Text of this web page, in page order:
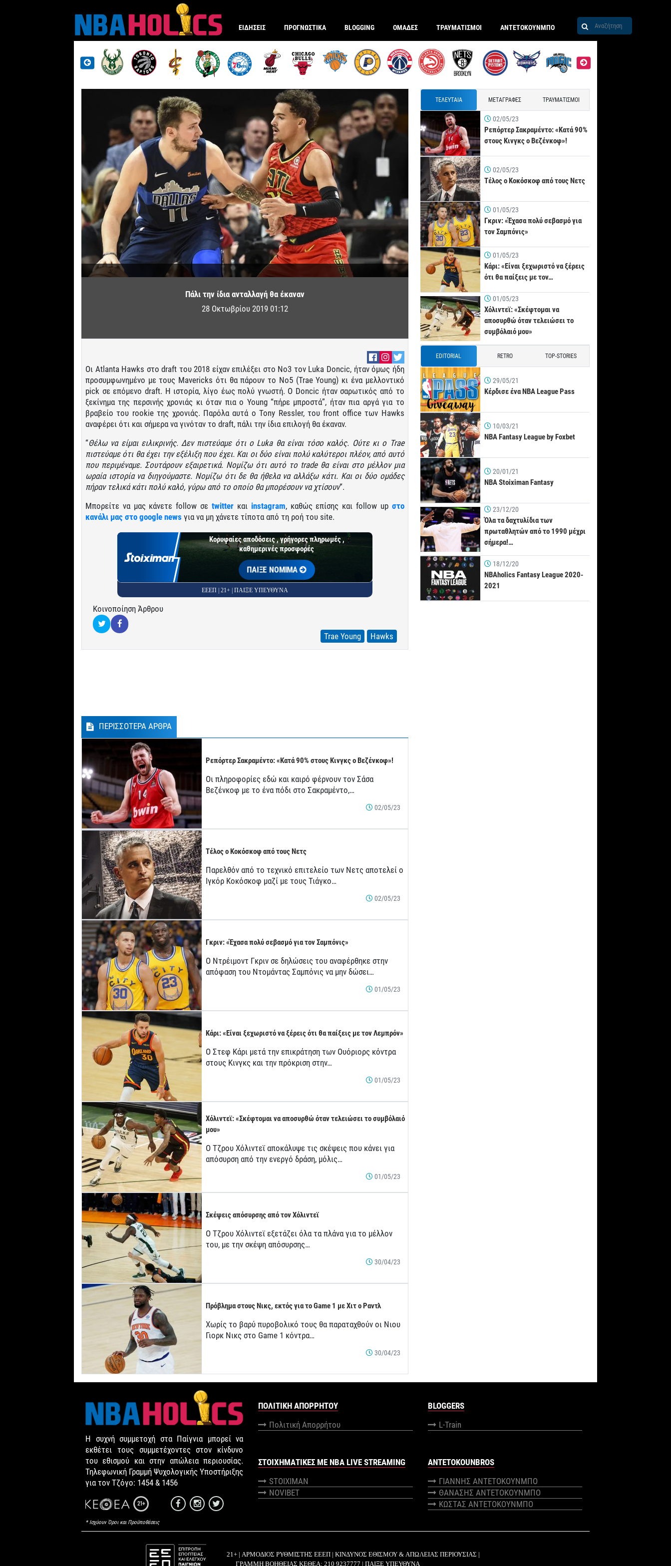
ΕΙΔΗΣΕΙΣ ΠΡΟΓΝΩΣΤΙΚΑ BLOGGING ΟΜΑΔΕΣ ΤΡΑΥΜΑΤΙΣΜΟΙ ΑΝΤΕΤΟΚΟΥΝΜΠΟ
Πάλι την ίδια ανταλλαγή θα έκαναν
28 Οκτωβρίου 2019 01:12
Οι Atlanta Hawks στο draft του 2018 είχαν επιλέξει στο Νο3 τον Luka Doncic, ήταν όμως ήδη
προσυμφωνημένο με τους Mavericks ότι θα πάρουν το Νο5 (Trae Young) κι ένα μελλοντικό
pick σε επόμενο draft. Η ιστορία, λίγο έως πολύ γνωστή. O Doncic ήταν σαρωτικός από το
ξεκίνημα της περσινής χρονιάς κι όταν πια ο Young “πήρε μπροστά”, ήταν πια αργά για το
βραβείο του rookie της χρονιάς. Παρόλα αυτά ο Tony Ressler, του front office των Hawks
αναφέρει ότι και σήμερα να γινόταν το draft, πάλι την ίδια επιλογή θα έκαναν.
“Θέλω να είμαι ειλικρινής. Δεν πιστεύαμε ότι ο Luka θα είναι τόσο καλός. Ούτε κι ο Trae
πιστεύαμε ότι θα έχει την εξέλιξη που έχει. Και οι δύο είναι πολύ καλύτεροι πλέον, από αυτό
που περιμέναμε. Σουτάρουν εξαιρετικά. Νομίζω ότι αυτό το trade θα είναι στο μέλλον μια
ωραία ιστορία να διηγούμαστε. Νομίζω ότι δε θα ήθελα να αλλάξω κάτι. Και οι δύο ομάδες
πήραν τελικά κάτι πολύ καλό, γύρω από το οποίο θα μπορέσουν να χτίσουν“.
Μπορείτε να μας κάνετε follow σε twitter και instagram, καθώς επίσης και follow up στο
κανάλι μας στο google news για να μη χάνετε τίποτα από τη ροή του site.
Κορυφαίες αποδόσεις , γρήγορες πληρωμές ,
καθημερινές προσφορές
ΠΑΙΞΕ ΝΟΜΙΜΑ
ΕΕΕΠ | 21+ | ΠΑΙΞΕ ΥΠΕΥΘΥΝΑ
Κοινοποίηση Άρθρου
Trae Young Hawks
ΠΕΡΙΣΣΟΤΕΡΑ ΑΡΘΡΑ
Ρεπόρτερ Σακραμέντο: «Κατά 90% στους Κινγκς ο Βεζένκοφ»!
Οι πληροφορίες εδώ και καιρό φέρνουν τον Σάσα
Βεζένκοφ με το ένα πόδι στο Σακραμέντο,…
02/05/23
Τέλος ο Κοκόσκοφ από τους Νετς
Παρελθόν από το τεχνικό επιτελείο των Νετς αποτελεί ο
Ιγκόρ Κοκόσκοφ μαζί με τους Τιάγκο…
02/05/23
Γκριν: «Έχασα πολύ σεβασμό για τον Σαμπόνις»
Ο Ντρέιμοντ Γκριν σε δηλώσεις του αναφέρθηκε στην
απόφαση του Ντομάντας Σαμπόνις να μην δώσει…
01/05/23
Κάρι: «Είναι ξεχωριστό να ξέρεις ότι θα παίξεις με τον Λεμπρόν»
Ο Στεφ Κάρι μετά την επικράτηση των Ουόριορς κόντρα
στους Κινγκς και την πρόκριση στην…
01/05/23
Χόλιντεϊ: «Σκέφτομαι να αποσυρθώ όταν τελειώσει το συμβόλαιό
μου»
Ο Τζρου Χόλιντεϊ αποκάλυψε τις σκέψεις που κάνει για
απόσυρση από την ενεργό δράση, μόλις…
01/05/23
Σκέψεις απόσυρσης από τον Χόλιντεϊ
Ο Τζρου Χόλιντεϊ εξετάζει όλα τα πλάνα για το μέλλον
του, με την σκέψη απόσυρσης…
30/04/23
Πρόβλημα στους Νικς, εκτός για το Game 1 με Χιτ ο Ραντλ
Χωρίς το βαρύ πυροβολικό τους θα παραταχθούν οι Νιου
Γιορκ Νικς στο Game 1 κόντρα…
30/04/23
ΤΕΛΕΥΤΑΙΑ ΜΕΤΑΓΡΑΦΕΣ ΤΡΑΥΜΑΤΙΣΜΟΙ
02/05/23
Ρεπόρτερ Σακραμέντο: «Κατά 90%
στους Κινγκς ο Βεζένκοφ»!
02/05/23
Τέλος ο Κοκόσκοφ από τους Νετς
01/05/23
Γκριν: «Έχασα πολύ σεβασμό για
τον Σαμπόνις»
01/05/23
Κάρι: «Είναι ξεχωριστό να ξέρεις
ότι θα παίξεις με τον…
01/05/23
Χόλιντεϊ: «Σκέφτομαι να
αποσυρθώ όταν τελειώσει το
συμβόλαιό μου»
EDITORIAL RETRO TOP-STORIES
29/05/21
Κέρδισε ένα NBA League Pass
10/03/21
NBA Fantasy League by Foxbet
20/01/21
NBA Stoiximan Fantasy
23/12/20
Όλα τα δαχτυλίδια των
πρωταθλητών από το 1990 μέχρι
σήμερα!…
18/12/20
NBAholics Fantasy League 2020-
2021
Η συχνή συμμετοχή στα Παίγνια μπορεί να
εκθέτει τους συμμετέχοντες στον κίνδυνο
του εθισμού και στην απώλεια περιουσίας.
Τηλεφωνική Γραμμή Ψυχολογικής Υποστήριξης
για τον Τζόγο: 1454 & 1456
21+
* Ισχύουν Όροι και Προϋποθέσεις
ΠΟΛΙΤΙΚΉ ΑΠΟΡΡΉΤΟΥ
Πολιτική Απορρήτου
BLOGGERS
L-Train
ΣΤΟΙΧΗΜΑΤΙΚΕΣ ΜΕ NBA LIVE STREAMING
STOIXIMAN
NOVIBET
ANTETOKOUNBROS
ΓΙΑΝΝΗΣ ΑΝΤΕΤΟΚΟΥΝΜΠΟ
ΘΑΝΑΣΗΣ ΑΝΤΕΤΟΚΟΥΝΜΠΟ
ΚΩΣΤΑΣ ΑΝΤΕΤΟΚΟΥΝΜΠΟ